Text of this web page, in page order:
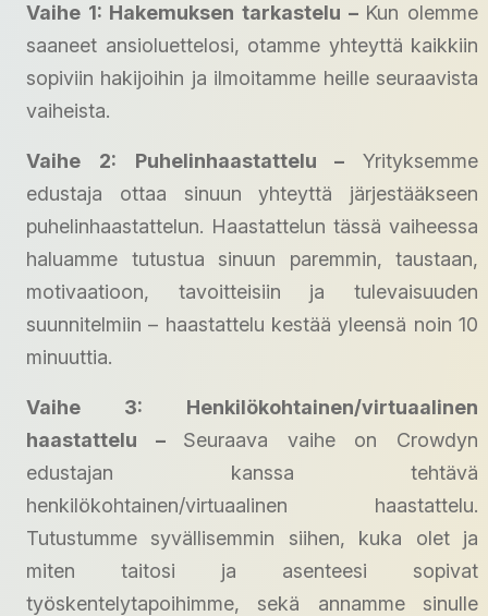
Vaihe 1: Hakemuksen tarkastelu – Kun olemme
saaneet ansioluettelosi, otamme yhteyttä kaikkiin
sopiviin hakijoihin ja ilmoitamme heille seuraavista
vaiheista.
Vaihe 2: Puhelinhaastattelu – Yrityksemme
edustaja ottaa sinuun yhteyttä järjestääkseen
puhelinhaastattelun. Haastattelun tässä vaiheessa
haluamme tutustua sinuun paremmin, taustaan,
motivaatioon, tavoitteisiin ja tulevaisuuden
suunnitelmiin – haastattelu kestää yleensä noin 10
minuuttia.
Vaihe 3: Henkilökohtainen/virtuaalinen
haastattelu – Seuraava vaihe on Crowdyn
edustajan kanssa tehtävä
henkilökohtainen/virtuaalinen haastattelu.
Tutustumme syvällisemmin siihen, kuka olet ja
miten taitosi ja asenteesi sopivat
työskentelytapoihimme, sekä annamme sinulle